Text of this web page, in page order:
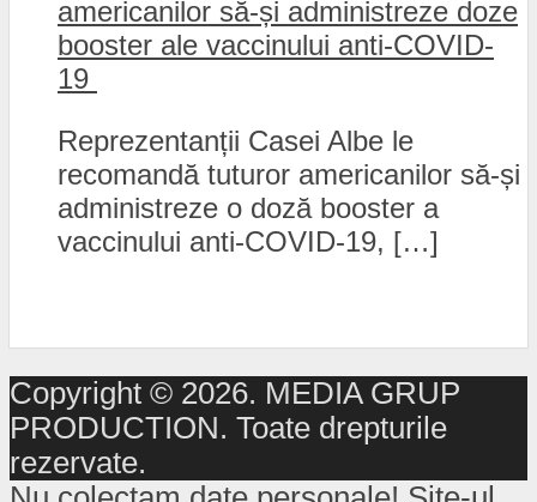
americanilor să-și administreze doze
booster ale vaccinului anti-COVID-
19
Reprezentanții Casei Albe le
recomandă tuturor americanilor să-și
administreze o doză booster a
vaccinului anti-COVID-19, […]
Copyright © 2026. MEDIA GRUP
PRODUCTION. Toate drepturile
rezervate.